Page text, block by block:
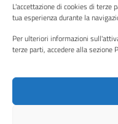
L'accettazione di cookies di
tua esperienza durante la
Per ulteriori informazioni
terze parti, accedere alla sezione
Piano di miglioramento